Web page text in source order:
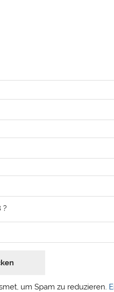
?
um Spam zu reduzieren.